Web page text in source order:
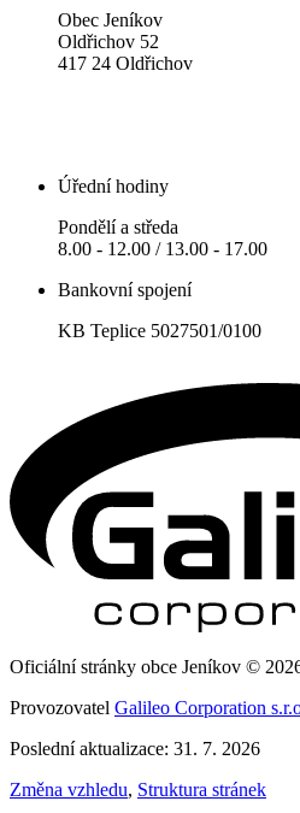
Obec Jeníkov
Oldřichov 52
417 24 Oldřichov
Úřední hodiny
Pondělí a středa
8.00 - 12.00 / 13.00 - 17.00
Bankovní spojení
KB Teplice 5027501/0100
Oficiální stránky obce Jeníkov ©
Provozovatel Galileo Corporation
Poslední aktualizace: 31. 7. 2026
Změna vzhledu, Struktura stránek